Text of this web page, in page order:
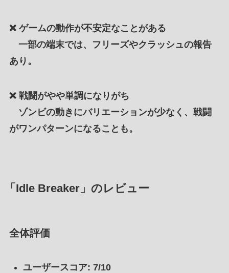
❌ ゲームの動作が不安定なことがある
一部の端末では、フリーズやクラッシュの報告
あり。
❌ 戦闘がやや単調になりがち
ゾンビの動きにバリエーションが少なく、戦闘
がワンパターンになることも。
「Idle Breaker」のレビュー
全体評価
ユーザースコア: 7/10